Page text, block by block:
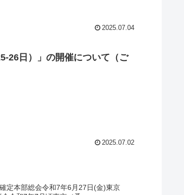
2025.07.04
26日）」の開催について（ご
2025.07.02
定本部総会令和7年6月27日(金)東京